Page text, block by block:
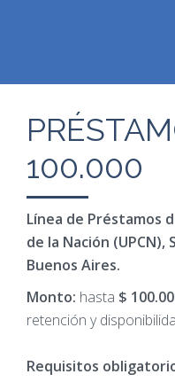
100.000
Línea de Préstamos
de la Nación (UPCN),
Buenos Aires.
Monto: hasta $
retención y
Requisitos